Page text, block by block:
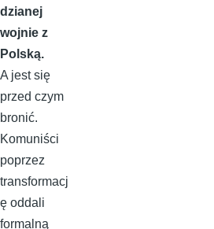
dzianej
wojnie z
Polską.
A jest się
przed czym
bronić.
Komuniści
poprzez
transformacj
ę oddali
formalną